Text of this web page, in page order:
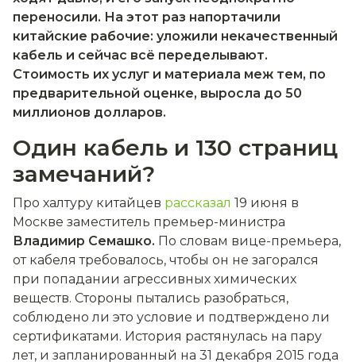
переносили. На этот раз напортачили
китайские рабочие: уложили некачественный
кабель и сейчас всё переделывают.
Стоимость их услуг и материала меж тем, по
предварительной оценке, выросла до 50
миллионов долларов.
Один кабель и 130 страниц
замечаний?
Про халтуру китайцев рассказал 19 июня в
Москве заместитель премьер-министра
Владимир Семашко. По словам вице-премьера,
от кабеля требовалось, чтобы он не загорался
при попадании агрессивных химических
веществ. Стороны пытались разобраться,
соблюдено ли это условие и подтверждено ли
сертификатами. История растянулась на пару
лет, и запланированный на 31 декабря 2015 года